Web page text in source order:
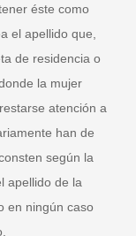
éste como
el apellido que,
de residencia o
la mujer
atención a
han de
según la
apellido de la
en ningún caso